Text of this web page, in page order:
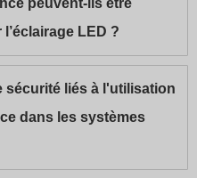
LED ?
sécurité liés à l'utilisation
dans les systèmes